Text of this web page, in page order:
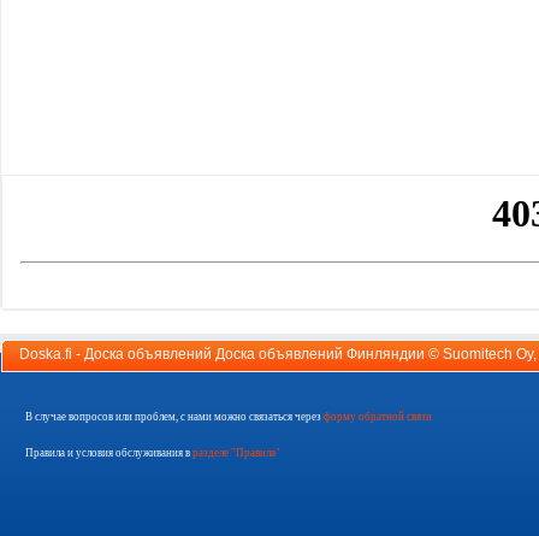
Doska.fi - Доска объявлений Доска объявлений Финляндии © Suomitech Oy
В случае вопросов или проблем, с нами можно связаться через форму обратной связи
Правила и условия обслуживания в разделе "Правила"